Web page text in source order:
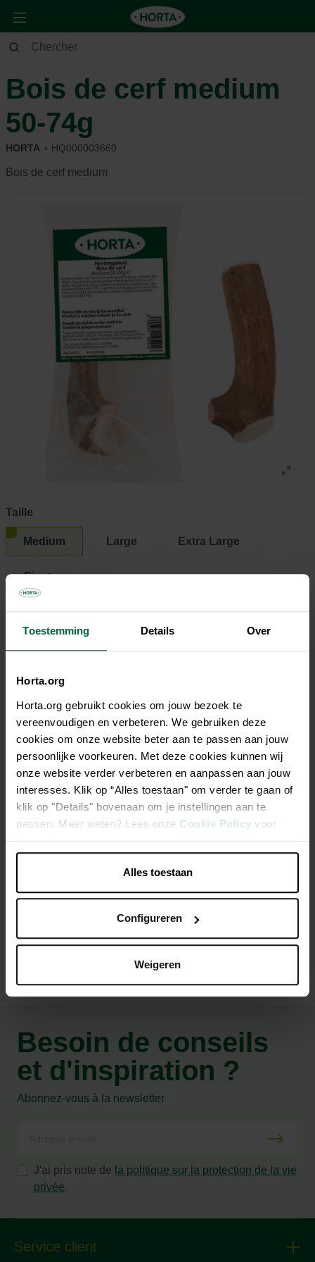
Toestemming Details Over
Horta.org
Horta.org gebruikt cookies om jouw bezoek te
vereenvoudigen en verbeteren. We gebruiken deze
cookies om onze website beter aan te passen aan jouw
persoonlijke voorkeuren. Met deze cookies kunnen wij
onze website verder verbeteren en aanpassen aan jouw
interesses. Klik op “Alles toestaan" om verder te gaan of
klik op "Details" bovenaan om je instellingen aan te
passen. Meer weten? Lees onze Cookie Policy voor
meer informatie.
Alles toestaan
Configureren
Weigeren
Animaux Chien
Bois de cerf medium
50-74g
HORTA HQ000003660
Bois de cerf medium
Taille
Medium Large Extra Large
Giant
9,95 € Rapport qualité/prix
Description
Bois de cerf medium 50-74g
Friandise à mâcher naturelle et durable
Besoin de conseils
et d'inspiration ?
Abonnez-vous à la newsletter
J'ai pris note de la politique sur la protection de la vie
privée.
Service client